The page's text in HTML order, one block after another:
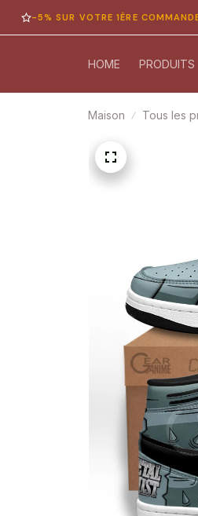
SUR VOTRE 1ÈRE COMMANDE —
HOME PRODUITS
Maison Tous les